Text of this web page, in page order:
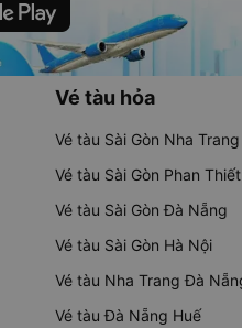
Vé tàu hỏa
Vé tàu Sài Gòn Nha Trang
Vé tàu Sài Gòn Phan Thiết
Vé tàu Sài Gòn Đà Nẵng
Vé tàu Sài Gòn Hà Nội
Vé tàu Nha Trang Đà
Vé tàu Đà Nẵng Huế